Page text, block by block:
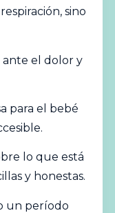
sino
el dolor y
para el bebé
lo que está
y honestas.
un período